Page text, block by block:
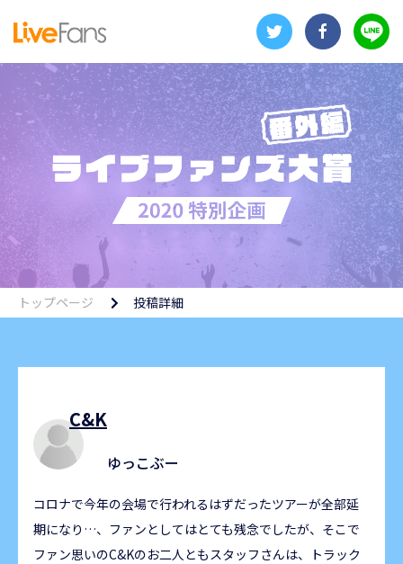
トップページ 投稿詳細
C&K
ゆっこぶー
コロナで今年の会場で行われるはずだったツアーが全部延
期になり…、ファンとしてはとても残念でしたが、そこで
ファン思いのC&Kのお二人ともスタッフさんは、トラック